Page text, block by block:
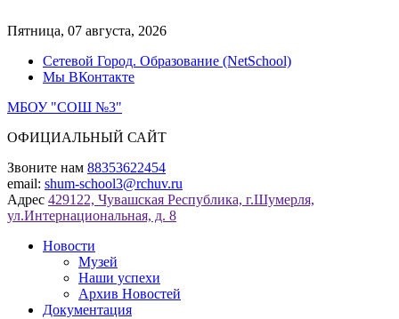
к
Пятница, 07 августа, 2026
Сетевой Город. Образование (NetSchool)
Мы ВКонтакте
МБОУ "СОШ №3"
ОФИЦИАЛЬНЫЙ САЙТ
Звоните нам 88353622454
email: shum-school3@rchuv.ru
Адрес 429122, Чувашская Республика, г.Шумерля,
ул.Интернациональная, д. 8
Новости
Музей
Наши успехи
Архив Новостей
Документация